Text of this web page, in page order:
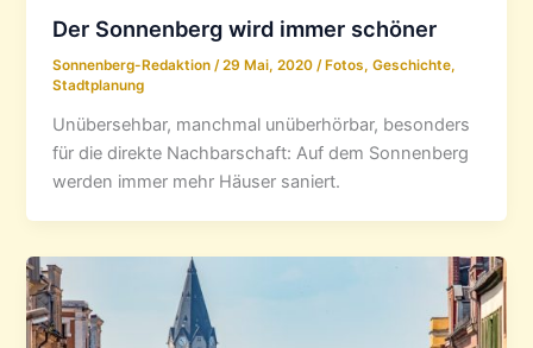
Der Sonnenberg wird immer schöner
Sonnenberg-Redaktion /29 Mai, 2020 /Fotos,Geschichte,
Stadtplanung
Unübersehbar, manchmal unüberhörbar, besonders
für die direkte Nachbarschaft: Auf dem Sonnenberg
werden immer mehr Häuser saniert.